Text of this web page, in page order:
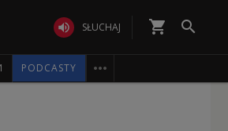
 SŁUCHAJ shopping_cart 
PODCASTY 